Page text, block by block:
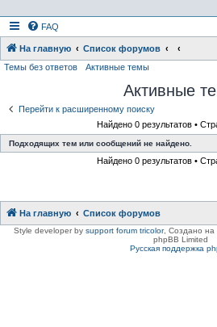
FAQ
На главную Список форумов
Темы без ответов Активные темы
Активные
Перейти к расширенному поиску
Найдено 0 результатов •
Подходящих тем или сообщений не найдено.
Найдено 0 результатов •
На главную Список форумов
Style developer by support forum tricolor, Создано на
phpBB Limited
Русская поддержка